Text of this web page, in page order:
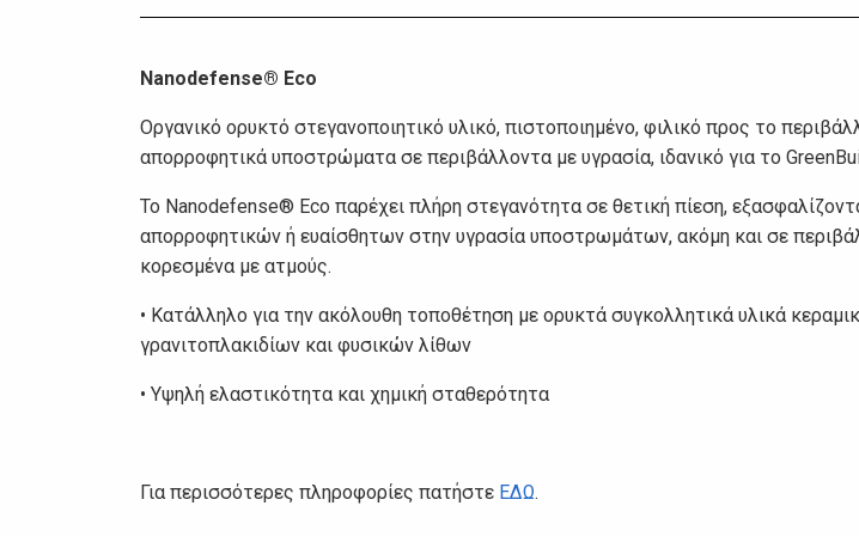
Nanodefense® Eco
Οργανικό ορυκτό στεγανοποιητικό υλικό, πιστοποιημένο, φιλικό προς το
απορροφητικά υποστρώματα σε περιβάλλοντα με υγρασία, ιδανικό για το
Το Nanodefense® Eco παρέχει πλήρη στεγανότητα σε θετική πίεση,
απορροφητικών ή ευαίσθητων στην υγρασία υποστρωμάτων, ακόμη και σε
κορεσμένα με ατμούς.
• Κατάλληλο για την ακόλουθη τοποθέτηση με ορυκτά συγκολλητικά υλικά
γρανιτοπλακιδίων και φυσικών λίθων
• Υψηλή ελαστικότητα και χημική σταθερότητα
Για περισσότερες πληροφορίες πατήστε ΕΔΩ.